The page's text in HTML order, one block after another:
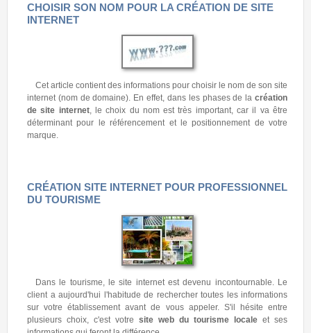
CHOISIR SON NOM POUR LA CRÉATION DE SITE
INTERNET
Cet article contient des informations pour choisir le nom de son site
internet (nom de domaine). En effet, dans les phases de la création
de site internet, le choix du nom est très important, car il va être
déterminant pour le référencement et le positionnement de votre
marque.
CRÉATION SITE INTERNET POUR PROFESSIONNEL
DU TOURISME
Dans le tourisme, le site internet est devenu incontournable. Le
client a aujourd'hui l'habitude de rechercher toutes les informations
sur votre établissement avant de vous appeler. S'il hésite entre
plusieurs choix, c'est votre site web du tourisme locale et ses